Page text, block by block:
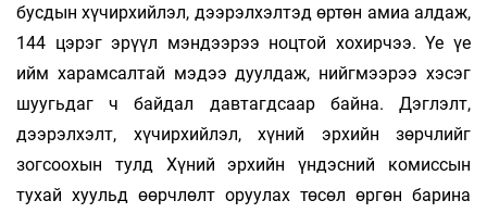
бусдын хүчирхийлэл, дээрэлхэлтэд өртөн амиа алдаж,
144 цэрэг эрүүл мэндээрээ ноцтой хохирчээ. Үе үе
ийм харамсалтай мэдээ дуулдаж, нийгмээрээ хэсэг
шуугьдаг ч байдал давтагдсаар байна. Дэглэлт,
дээрэлхэлт, хүчирхийлэл, хүний эрхийн зөрчлийг
зогсоохын тулд Хүний эрхийн үндэсний комиссын
тухай хуульд өөрчлөлт оруулах төсөл өргөн барина